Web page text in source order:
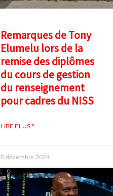
Remarques de Tony
Elumelu lors de la
remise des diplômes
du cours de gestion
du renseignement
pour cadres du NISS
LIRE PLUS "
5 décembre 2024